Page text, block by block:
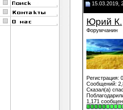
15.03.2019,
Юрий К.
Форумчанин
Регистрация:
Сообщений:
Сказал(а)
1,171